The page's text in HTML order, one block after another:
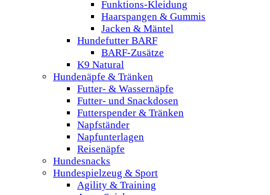
Funktions-Kleidung
Haarspangen & Gummis
Jacken & Mäntel
Hundefutter BARF
BARF-Zusätze
K9 Natural
Hundenäpfe & Tränken
Futter- & Wassernäpfe
Futter- und Snackdosen
Futterspender & Tränken
Napfständer
Napfunterlagen
Reisenäpfe
Hundesnacks
Hundespielzeug & Sport
Agility & Training